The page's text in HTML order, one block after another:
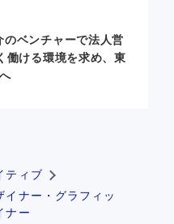
のベンチャーで法人営
働ける環境を求め、東
ティブ
イナー・グラフィッ
ナー